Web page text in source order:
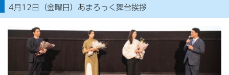
4月12日（金曜日）あまろっく舞台挨拶